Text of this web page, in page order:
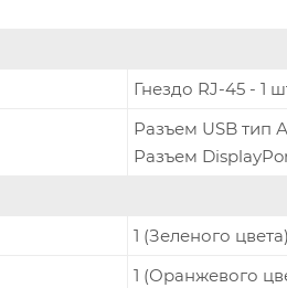
Гнездо RJ-45 - 1
Разъем USB тип
Разъем
1 (Зеленого цвета)
1 (Оранжевого